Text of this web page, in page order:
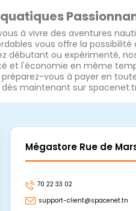
à vivre des aventures
vous offre la possibilité
débutant ou expérimenté,
et l'économie en même
vous à payer en
maintenant sur
Mégastore Rue de
70 22 33 02
support-client@spacenet.tn